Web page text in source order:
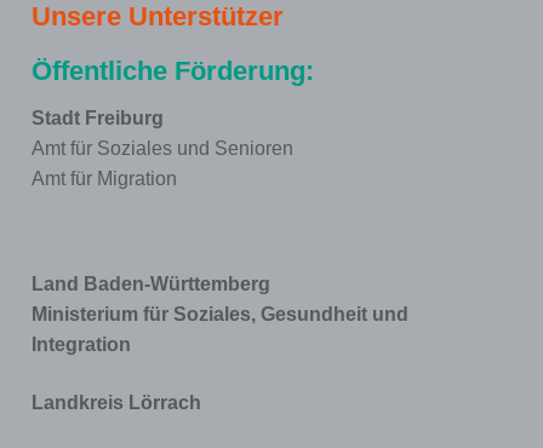
Unsere Unterstützer
Öffentliche Förderung:
Stadt Freiburg
Amt für Soziales und Senioren
Amt für Migration
Land Baden-Württemberg
Ministerium für Soziales, Gesundheit und
Integration
Landkreis Lörrach